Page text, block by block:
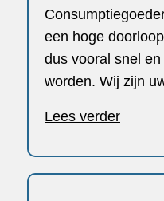
een hoge
dus vooral snel
worden. Wij zijn
Lees verder